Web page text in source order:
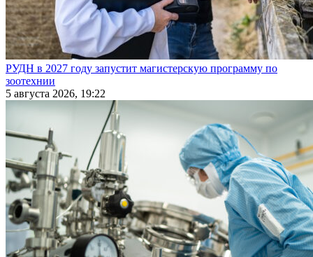
РУДН в 2027 году запустит магистерскую программу по
зоотехнии
5 августа 2026, 19:22